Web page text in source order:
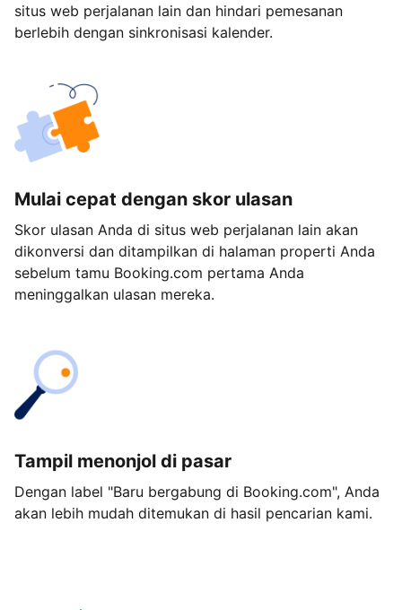
situs web perjalanan lain dan hindari pemesanan
berlebih dengan sinkronisasi kalender.
Mulai cepat dengan skor ulasan
Skor ulasan Anda di situs web perjalanan lain akan
dikonversi dan ditampilkan di halaman properti Anda
sebelum tamu Booking.com pertama Anda
meninggalkan ulasan mereka.
Tampil menonjol di pasar
Dengan label "Baru bergabung di Booking.com", Anda
akan lebih mudah ditemukan di hasil pencarian kami.